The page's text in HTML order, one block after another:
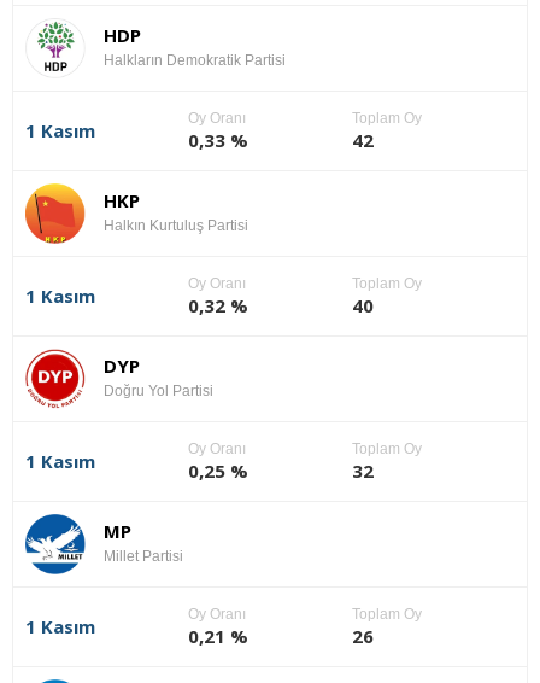
HDP
Halkların Demokratik Partisi
1 Kasım
Oy Oranı
0,33 %
Toplam Oy
42
HKP
Halkın Kurtuluş Partisi
1 Kasım
Oy Oranı
0,32 %
Toplam Oy
40
DYP
Doğru Yol Partisi
1 Kasım
Oy Oranı
0,25 %
Toplam Oy
32
MP
Millet Partisi
1 Kasım
Oy Oranı
0,21 %
Toplam Oy
26